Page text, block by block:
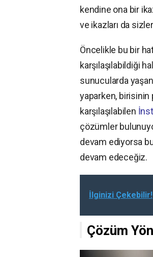
kendine ona bir
ve ikazları da
Öncelikle bu bir
karşılaşılabildiği
sunucularda
yaparken, birisinin
karşılaşılabilen
çözümler
devam ediyorsa
devam edeceğiz.
İlginizi Çekebilir!
Çözüm